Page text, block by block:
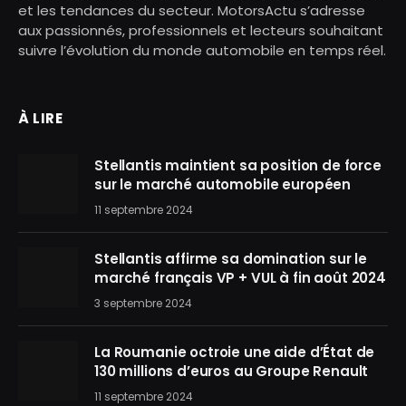
et les tendances du secteur. MotorsActu s’adresse
aux passionnés, professionnels et lecteurs souhaitant
suivre l’évolution du monde automobile en temps réel.
À LIRE
Stellantis maintient sa position de force
sur le marché automobile européen
11 septembre 2024
Stellantis affirme sa domination sur le
marché français VP + VUL à fin août 2024
3 septembre 2024
La Roumanie octroie une aide d’État de
130 millions d’euros au Groupe Renault
11 septembre 2024